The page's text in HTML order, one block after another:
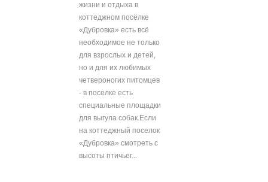
жизни и отдыха в
коттеджном посёлке
«Дубровка» есть всё
необходимое не только
для взрослых и детей,
но и для их любимых
четвероногих питомцев
- в поселке есть
специальные площадки
для выгула собак.Если
на коттеджный поселок
«Дубровка» смотреть с
высоты птичьег...